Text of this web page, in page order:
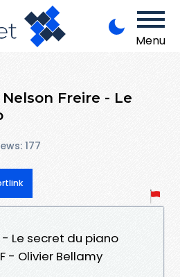
Menu
Freire - Le
177
- Le secret du piano
- Olivier Bellamy